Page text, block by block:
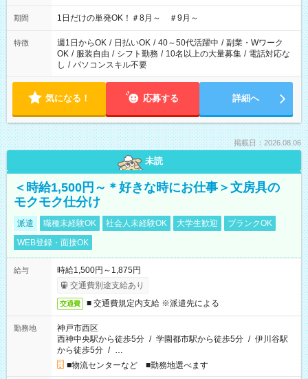
▼18:00～21:00
期間 1日だけの単発OK！＃8月～ ＃9月～
特徴 週1日からOK / 日払いOK / 40～50代活躍中 / 副業・Wワーク
OK / 服装自由 / シフト勤務 / 10名以上の大量募集 / 電話対応な
し / パソコンスキル不要
気になる！ 応募する 詳細へ
掲載日：2026.08.06
未読
＜時給1,500円～＊好きな時にお仕事＞文房具の
モクモク仕分け
派遣 職種未経験OK 社会人未経験OK 大学生歓迎
ブランクOK
WEB登録・面接OK
給与
時給1,500円～1,875円
交通費別途支給あり
交通費 ■ 交通費規定内支給 ※派遣先による
勤務地
神戸市西区
西神中央駅から徒歩5分 / 学園都市駅から徒歩5分 / 伊川谷駅
から徒歩5分 / …
■物流センターなど ■勤務地選べます